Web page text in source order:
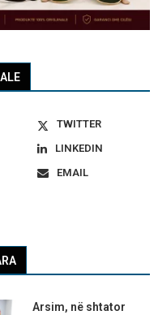
TWITTER
LINKEDIN
EMAIL
Arsim, në shtator